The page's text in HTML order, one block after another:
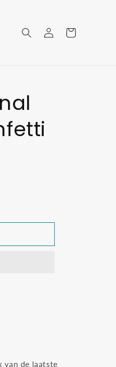
Inloggen
Winkelwagen
van de laatste